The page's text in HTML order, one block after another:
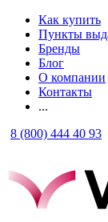
Как купить
Пункты
Бренды
Блог
О компании
Контакты
...
8 (800) 444 40 93